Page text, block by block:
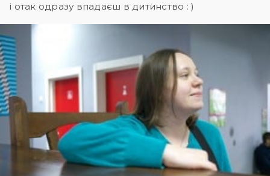
і отак одразу впадаєш в дитинство : )